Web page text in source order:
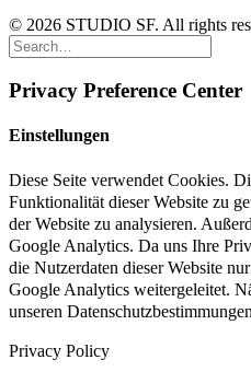
© 2026 STUDIO SF. All rights
Privacy Preference Center
Einstellungen
Diese Seite verwendet Cookies.
Funktionalität dieser Website zu
der Website zu analysieren.
Google Analytics. Da uns Ihre
die Nutzerdaten dieser Website
Google Analytics weitergeleitet.
unseren
Privacy Policy